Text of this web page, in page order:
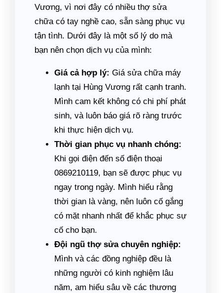
Vương, vì nơi đây có nhiều thợ sửa
chữa có tay nghề cao, sẵn sàng phục vụ
tận tình. Dưới đây là một số lý do mà
bạn nên chọn dịch vụ của mình:
Giá cả hợp lý: Giá sửa chữa máy
lạnh tại Hùng Vương rất cạnh tranh.
Mình cam kết không có chi phí phát
sinh, và luôn báo giá rõ ràng trước
khi thực hiện dịch vụ.
Thời gian phục vụ nhanh chóng:
Khi gọi điện đến số điện thoại
0869210119, bạn sẽ được phục vụ
ngay trong ngày. Mình hiểu rằng
thời gian là vàng, nên luôn cố gắng
có mặt nhanh nhất để khắc phục sự
cố cho bạn.
Đội ngũ thợ sửa chuyên nghiệp:
Mình và các đồng nghiệp đều là
những người có kinh nghiệm lâu
năm, am hiểu sâu về các thương